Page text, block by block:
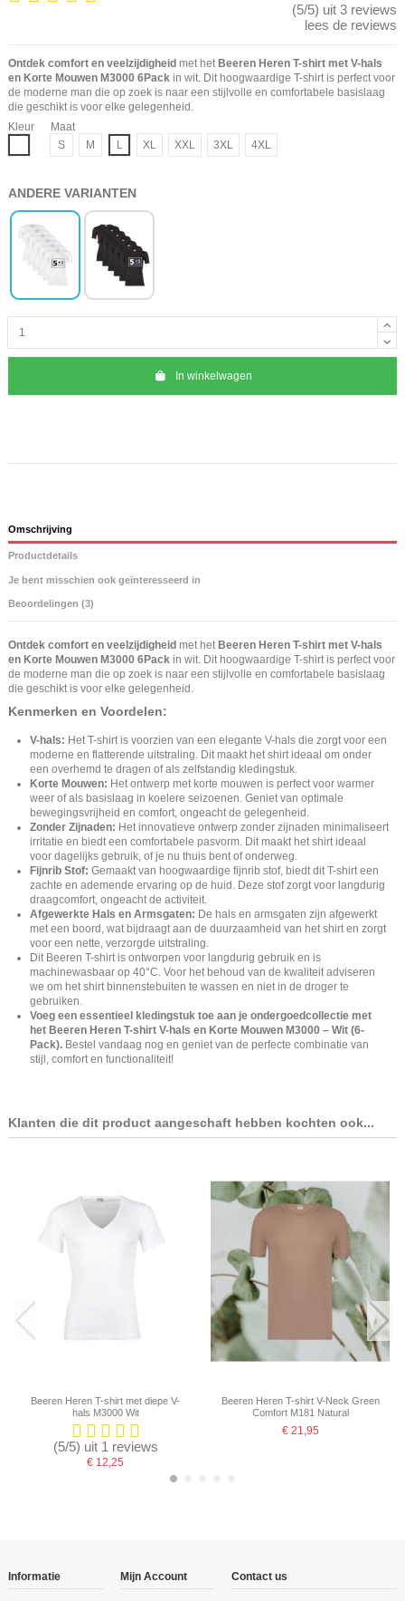
(5/5) uit 3 reviews
lees de reviews
Ontdek comfort en veelzijdigheid met het Beeren Heren T-shirt met V-hals
en Korte Mouwen M3000 6Pack in wit. Dit hoogwaardige T-shirt is perfect voor
de moderne man die op zoek is naar een stijlvolle en comfortabele basislaag
die geschikt is voor elke gelegenheid.
Kleur
Maat
S
M L XL XXL 3XL 4XL
ANDERE VARIANTEN
In winkelwagen
Omschrijving
Productdetails
Je bent misschien ook geïnteresseerd in
Beoordelingen (3)
Ontdek comfort en veelzijdigheid met het Beeren Heren T-shirt met V-hals
en Korte Mouwen M3000 6Pack in wit. Dit hoogwaardige T-shirt is perfect voor
de moderne man die op zoek is naar een stijlvolle en comfortabele basislaag
die geschikt is voor elke gelegenheid.
Kenmerken en Voordelen:
V-hals: Het T-shirt is voorzien van een elegante V-hals die zorgt voor een
moderne en flatterende uitstraling. Dit maakt het shirt ideaal om onder
een overhemd te dragen of als zelfstandig kledingstuk.
Korte Mouwen: Het ontwerp met korte mouwen is perfect voor warmer
weer of als basislaag in koelere seizoenen. Geniet van optimale
bewegingsvrijheid en comfort, ongeacht de gelegenheid.
Zonder Zijnaden: Het innovatieve ontwerp zonder zijnaden minimaliseert
irritatie en biedt een comfortabele pasvorm. Dit maakt het shirt ideaal
voor dagelijks gebruik, of je nu thuis bent of onderweg.
Fijnrib Stof: Gemaakt van hoogwaardige fijnrib stof, biedt dit T-shirt een
zachte en ademende ervaring op de huid. Deze stof zorgt voor langdurig
draagcomfort, ongeacht de activiteit.
Afgewerkte Hals en Armsgaten: De hals en armsgaten zijn afgewerkt
met een boord, wat bijdraagt aan de duurzaamheid van het shirt en zorgt
voor een nette, verzorgde uitstraling.
Dit Beeren T-shirt is ontworpen voor langdurig gebruik en is
machinewasbaar op 40°C. Voor het behoud van de kwaliteit adviseren
we om het shirt binnenstebuiten te wassen en niet in de droger te
gebruiken.
Voeg een essentieel kledingstuk toe aan je ondergoedcollectie met
het Beeren Heren T-shirt V-hals en Korte Mouwen M3000 – Wit (6-
Pack). Bestel vandaag nog en geniet van de perfecte combinatie van
stijl, comfort en functionaliteit!
Klanten die dit product aangeschaft hebben kochten ook...
Beeren Heren T-shirt met diepe V-
hals M3000 Wit
(5/5) uit 1 reviews
€ 12,25
Beeren Heren T-shirt V-Neck Green
Comfort M181 Natural
€ 21,95
Informatie Mijn Account Contact us